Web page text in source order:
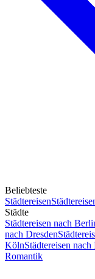
Beliebteste
Städtereisen
Städte
Städtereisen nach
nach Dresden
KölnStädtereisen
Romantik